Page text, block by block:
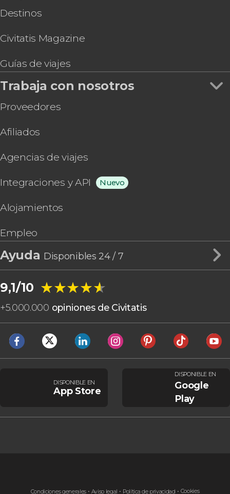
Destinos
Civitatis Magazine
Guías de viajes
Trabaja con nosotros
Proveedores
Afiliados
Agencias de viajes
Integraciones y API Nuevo
Alojamientos
Empleo
Ayuda Disponibles 24 / 7
9,1/10 ★★★★★
★★★★★
+5.000.000 opiniones de Civitatis
DISPONIBLE EN
App Store
DISPONIBLE EN
Google
Play
Condiciones generales Aviso legal Política de privacidad Cookies